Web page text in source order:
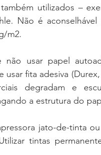
utilizados –
Não é
m2.
não usar papel
usar fita adesiva
degradam e
a estrutura do
jato-de-tinta
tintas